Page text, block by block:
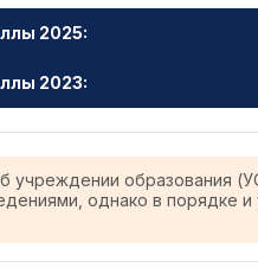
2025:
2023:
учреждении образования
однако в порядке